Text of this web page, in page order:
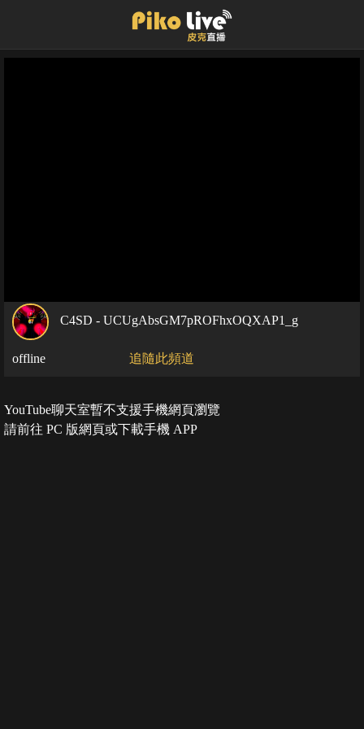
C4SD - UCUgAbsGM7pROFhxOQXAP1_g
offline 追隨此頻道
YouTube聊天室暫不支援手機網頁瀏覽
請前往 PC 版網頁或下載手機 APP